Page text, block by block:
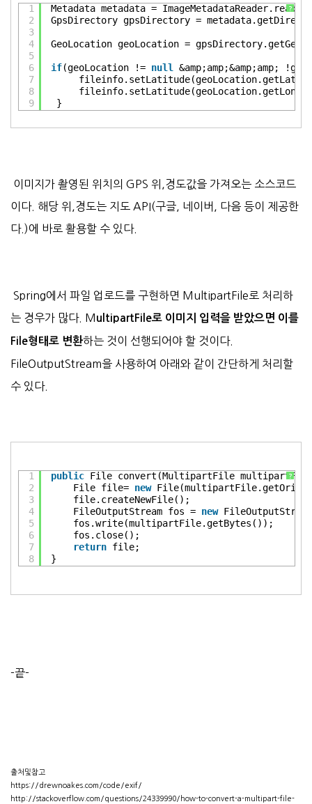
?
1
2
3
4
5
6
7
8
9
Metadata metadata =
GpsDirectory gpsDirectory =
GeoLocation geoLocation =
if(geoLocation != null
&amp;amp;&amp;amp;
}
이미지가 촬영된 위치의 GPS 위,경도값을 가져오는 소스코드
이다. 해당 위,경도는 지도 API(구글, 네이버, 다음 등이 제공한
다.)에 바로 활용할 수 있다.
Spring에서 파일 업로드를 구현하면 MultipartFile로 처리하
는 경우가 많다. M ultipartFile로 이미지 입력을 받았으면 이를
File형태로 변환하는 것이 선행되어야 할 것이다.
FileOutputStream을 사용하여 아래와 같이 간단하게 처리할
수 있다.
?
1
2
3
4
5
6
7
8
public File convert(MultipartFile
File file= new
file.createNewFile();
FileOutputStream fos = new
fos.write(multipartFile.getBytes());
fos.close();
return file;
}
-끝-
출처및참고
https://drewnoakes.com/code/exif/
http://stackoverflow.com/questions/24339990/how-to-convert-a-multipart-file-